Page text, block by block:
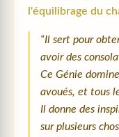
l'équilibrage du
“Il sert pour
avoir des
Ce Génie
avoués, et tous
Il donne des
sur plusieurs